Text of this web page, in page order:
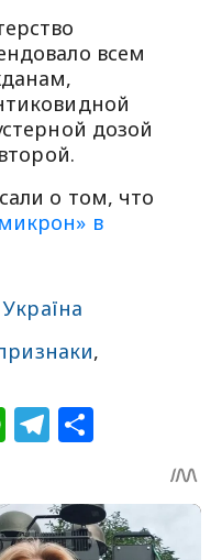
всем
дозой
о том, что
в
,
WhatsApp
Telegram